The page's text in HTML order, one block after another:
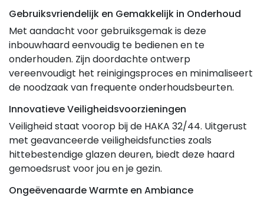
Gebruiksvriendelijk en Gemakkelijk in Onderhoud
Met aandacht voor gebruiksgemak is deze
inbouwhaard eenvoudig te bedienen en te
onderhouden. Zijn doordachte ontwerp
vereenvoudigt het reinigingsproces en minimaliseert
de noodzaak van frequente onderhoudsbeurten.
Innovatieve Veiligheidsvoorzieningen
Veiligheid staat voorop bij de HAKA 32/44. Uitgerust
met geavanceerde veiligheidsfuncties zoals
hittebestendige glazen deuren, biedt deze haard
gemoedsrust voor jou en je gezin.
Ongeëvenaarde Warmte en Ambiance